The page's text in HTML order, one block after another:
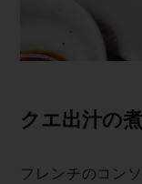
クエ出汁の煮
フレンチのコン